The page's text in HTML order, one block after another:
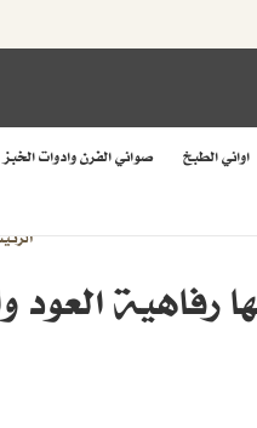
اواني الطبخ صواني الفرن وادوات الخبز
العود